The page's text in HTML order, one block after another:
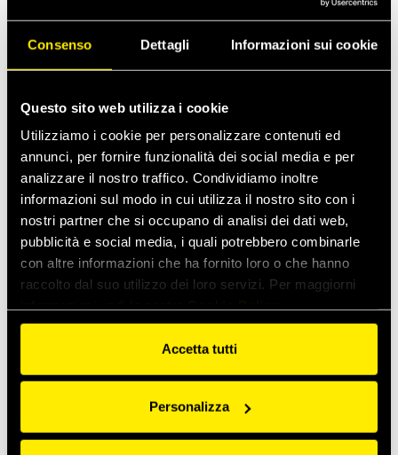
Consenso Dettagli Informazioni sui cookie
Questo sito web utilizza i cookie
Utilizziamo i cookie per personalizzare contenuti ed
annunci, per fornire funzionalità dei social media e per
analizzare il nostro traffico. Condividiamo inoltre
informazioni sul modo in cui utilizza il nostro sito con i
nostri partner che si occupano di analisi dei dati web,
pubblicità e social media, i quali potrebbero combinarle
con altre informazioni che ha fornito loro o che hanno
raccolto dal suo utilizzo dei loro servizi. Per maggiorni
Accetta tutti
Personalizza